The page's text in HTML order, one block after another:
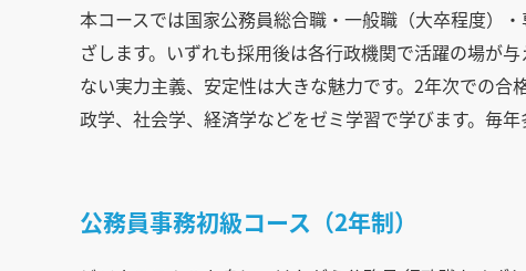
本コースでは国家公務員総合職・一般職（大卒程度）
ざします。いずれも採用後は各行政機関で活躍の場が
ない実力主義、安定性は大きな魅力です。2年次での
政学、社会学、経済学などをゼミ学習で学びます。毎年
公務員事務初級コース（2年制）